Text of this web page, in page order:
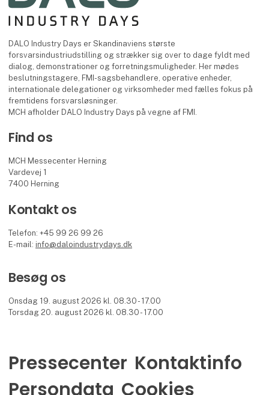
DALO Industry Days er Skandinaviens største
forsvarsindustriudstilling og strækker sig over to dage fyldt med
dialog, demonstrationer og forretningsmuligheder. Her mødes
beslutningstagere, FMI-sagsbehandlere, operative enheder,
internationale delegationer og virksomheder med fælles fokus på
fremtidens forsvarsløsninger.
MCH afholder DALO Industry Days på vegne af FMI.
Find os
MCH Messecenter Herning
Vardevej 1
7400 Herning
Kontakt os
Telefon: +45 99 26 99 26
E-mail: info@daloindustrydays.dk
Besøg os
Onsdag 19. august 2026 kl. 08.30 - 17.00
Torsdag 20. august 2026 kl. 08.30 - 17.00
Pressecenter Kontaktinfo
Persondata Cookies